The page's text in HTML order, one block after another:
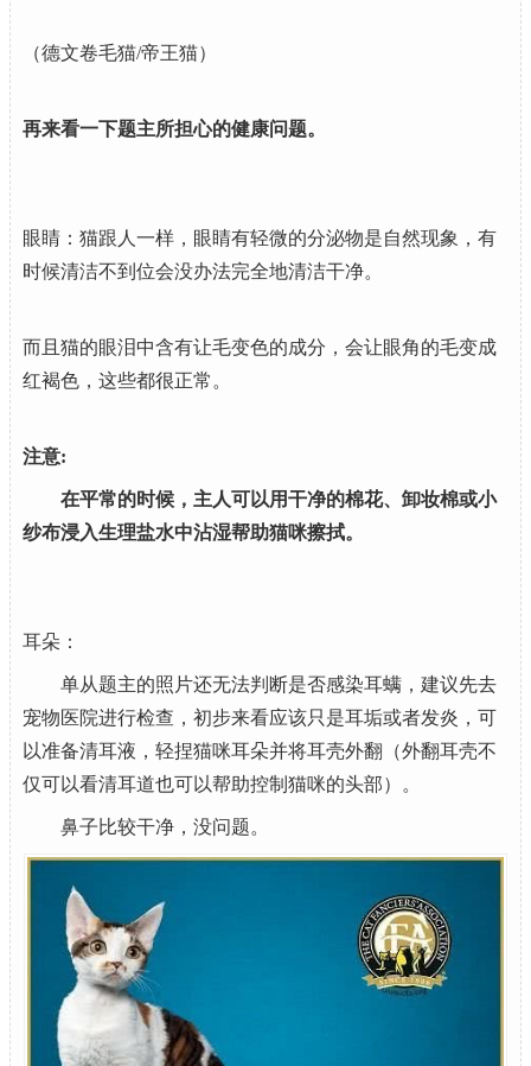
（德文卷毛猫/帝王猫）
再来看一下题主所担心的健康问题。
眼睛：猫跟人一样，眼睛有轻微的分泌物是自然现象，有
时候清洁不到位会没办法完全地清洁干净。
而且猫的眼泪中含有让毛变色的成分，会让眼角的毛变成
红褐色，这些都很正常。
注意:
在平常的时候，主人可以用干净的棉花、卸妆棉或小
纱布浸入生理盐水中沾湿帮助猫咪擦拭。
耳朵：
单从题主的照片还无法判断是否感染耳螨，建议先去
宠物医院进行检查，初步来看应该只是耳垢或者发炎，可
以准备清耳液，轻捏猫咪耳朵并将耳壳外翻（外翻耳壳不
仅可以看清耳道也可以帮助控制猫咪的头部）。
鼻子比较干净，没问题。